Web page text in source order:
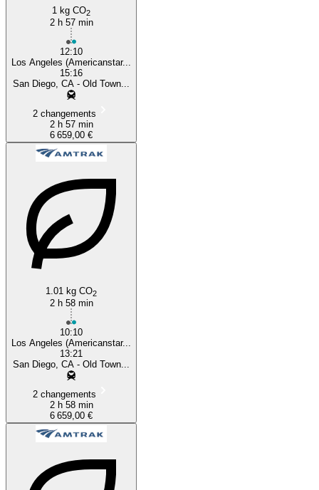
1 kg CO2
2 h 57 min
12:10
Los Angeles (Americanstar...
15:16
San Diego, CA - Old Town...
2 changements
2 h 57 min
6 659,00 €
1.01 kg CO2
2 h 58 min
10:10
Los Angeles (Americanstar...
13:21
San Diego, CA - Old Town...
2 changements
2 h 58 min
6 659,00 €